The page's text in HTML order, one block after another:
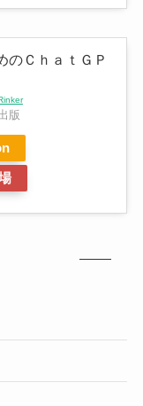
のＣｈａｔＧＰ
版